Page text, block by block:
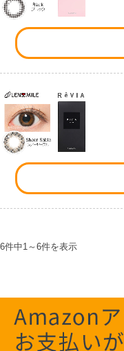
6件中1 ～ 6件を表示